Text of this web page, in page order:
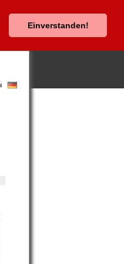
Einverstanden!